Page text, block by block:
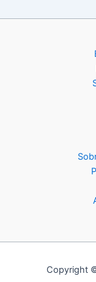
Copyright